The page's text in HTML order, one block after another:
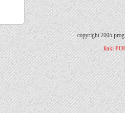
copyright 2005
linki